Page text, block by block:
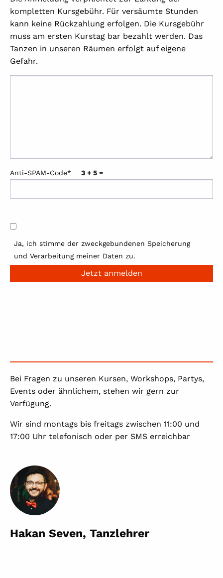
kompletten Kursgebühr. Für versäumte Stunden
kann keine Rückzahlung erfolgen. Die Kursgebühr
muss am ersten Kurstag bar bezahlt werden. Das
Tanzen in unseren Räumen erfolgt auf eigene
Gefahr.
Anti-SPAM-Code* 3 + 5 =
Ja, ich stimme der zweckgebundenen Speicherung
und Verarbeitung meiner Daten zu.
Jetzt anmelden
Bei Fragen zu unseren Kursen, Workshops, Partys,
Events oder ähnlichem, stehen wir gern zur
Verfügung.
Wir sind montags bis freitags zwischen 11:00 und
17:00 Uhr telefonisch oder per SMS erreichbar
Hakan Seven, Tanzlehrer